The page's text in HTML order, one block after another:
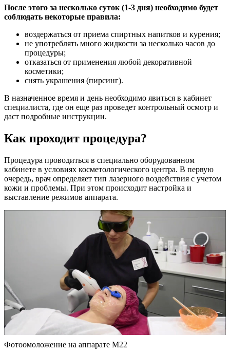
После этого за несколько суток (1-3 дня) необходимо будет
соблюдать некоторые правила:
воздержаться от приема спиртных напитков и курения;
не употреблять много жидкости за несколько часов до
процедуры;
отказаться от применения любой декоративной
косметики;
снять украшения (пирсинг).
В назначенное время и день необходимо явиться в кабинет
специалиста, где он еще раз проведет контрольный осмотр и
даст подробные инструкции.
Как проходит процедура?
Процедура проводиться в специально оборудованном
кабинете в условиях косметологического центра. В первую
очередь, врач определяет тип лазерного воздействия с учетом
кожи и проблемы. При этом происходит настройка и
выставление режимов аппарата.
Фотоомоложение на аппарате М22